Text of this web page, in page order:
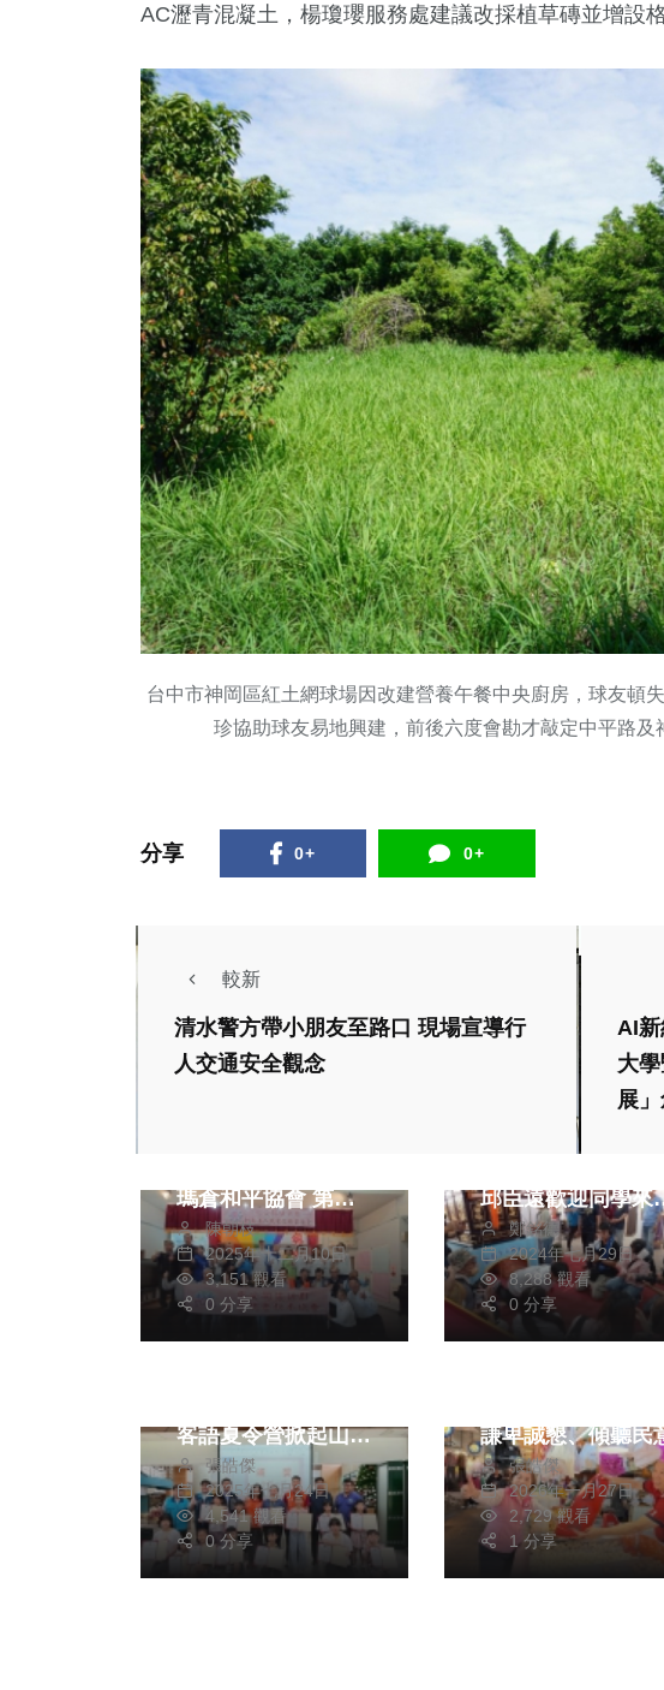
AC瀝青混凝土，楊瓊瓔服務處建議改採植草磚並增設格
台中市神岡區紅土網球場因改建營養午餐中央廚房，球友頓
珍協助球友易地興建，前後六度會勘才敲定中平路及
分享 0+ 0+
較新
清水警方帶小朋友至路口 現場宣導行
人交通安全觀念
AI
大
展
瑪倉和平協會 第三
屆慈愛關懷教育扶助
活動 魚池鄉國中小
133位學子許願圓夢
成真
陳朝枝
2025年十二月10日
3,151 觀看
0 分享
新竹市七夕成年禮
邱臣遠歡迎同學來
「轉大人」
鄭銘德
2024年七月29日
8,288 觀看
0 分享
客語夏令營掀起山城
文化活力
張皓傑
2025年七月24日
4,541 觀看
0 分享
謙卑誠懇、傾聽民
張皓傑
2026年一月27日
2,729 觀看
1 分享